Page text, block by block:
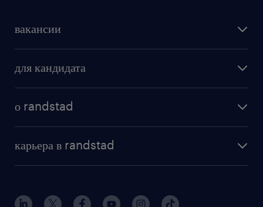
вакансии
бонусы для работников
для кандидата
о randstad
институт исследований randstad
для медиа
карьера в randstad
наш мир